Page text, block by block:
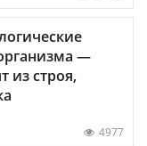
—
из строя,
4977